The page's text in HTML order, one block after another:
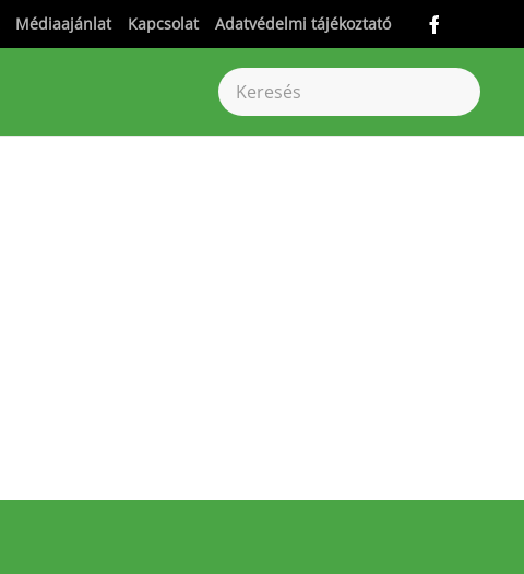
Médiaajánlat Kapcsolat Adatvédelmi tájékoztató